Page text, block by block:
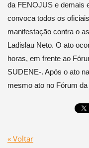
da FENOJUS e demais
convoca todos os
manifestação contra o
Ladislau Neto. O ato
horas, em frente ao
SUDENE-. Após o ato
mesmo ato no Fórum
« Voltar